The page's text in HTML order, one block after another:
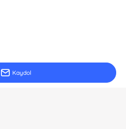
Kaydol